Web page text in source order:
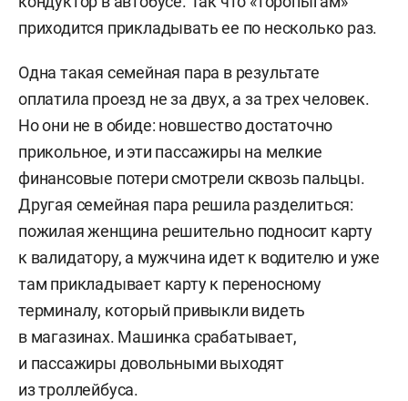
приходится прикладывать ее по несколько раз.
Одна такая семейная пара в результате
оплатила проезд не за двух, а за трех человек.
Но они не в обиде: новшество достаточно
прикольное, и эти пассажиры на мелкие
финансовые потери смотрели сквозь пальцы.
Другая семейная пара решила разделиться:
пожилая женщина решительно подносит карту
к валидатору, а мужчина идет к водителю и уже
там прикладывает карту к переносному
терминалу, который привыкли видеть
в магазинах. Машинка срабатывает,
и пассажиры довольными выходят
из троллейбуса.